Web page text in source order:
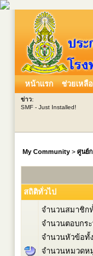
หน้าแรก ช่วยเหลือ
ข่าว:
SMF - Just Installed!
My Community > ศูนย์
สถิติทั่วไป
จำนวนสมาชิก
จำนวนตอบกร
จำนวนหัวข้อทั้
จำนวนหมวดห